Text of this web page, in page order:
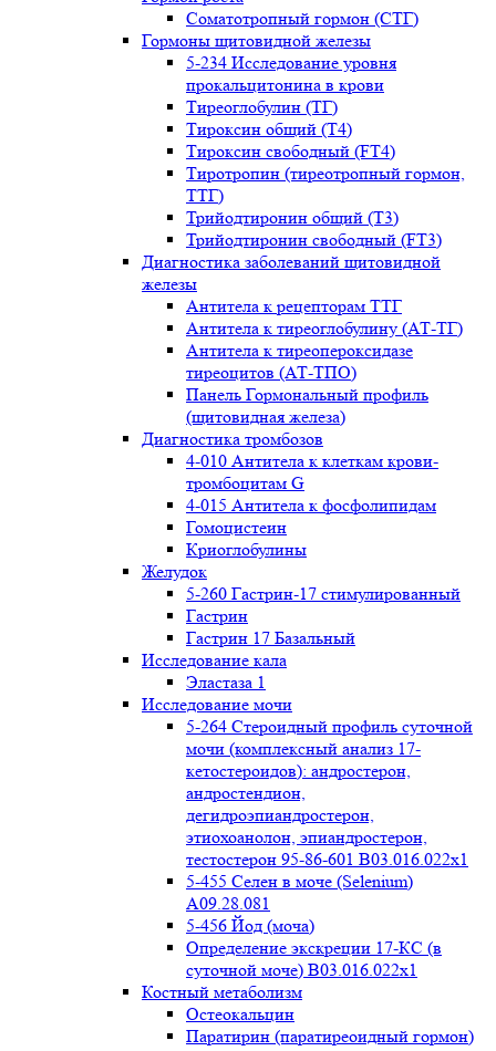
Соматотропный гормон (СТГ)
Гормоны щитовидной железы
5-234 Исследование уровня
прокальцитонина в крови
Тиреоглобулин (ТГ)
Тироксин общий (Т4)
Тироксин свободный (FT4)
Тиротропин (тиреотропный гормон,
ТТГ)
Трийодтиронин общий (Т3)
Трийодтиронин свободный (FT3)
Диагностика заболеваний щитовидной
железы
Антитела к рецепторам ТТГ
Антитела к тиреоглобулину (АТ-ТГ)
Антитела к тиреопероксидазе
тиреоцитов (АТ-ТПО)
Панель Гормональный профиль
(щитовидная железа)
Диагностика тромбозов
4-010 Антитела к клеткам крови-
тромбоцитам G
4-015 Антитела к фосфолипидам
Гомоцистеин
Криоглобулины
Желудок
5-260 Гастрин-17 стимулированный
Гастрин
Гастрин 17 Базальный
Исследование кала
Эластаза 1
Исследование мочи
5-264 Стероидный профиль суточной
мочи (комплексный анализ 17-
кетостероидов): андростерон,
андростендион,
дегидроэпиандростерон,
этиохоанолон, эпиандростерон,
тестостерон 95-86-601 B03.016.022x1
5-455 Селен в моче (Selenium)
A09.28.081
5-456 Йод (моча)
Определение экскреции 17-КС (в
суточной моче) B03.016.022x1
Костный метаболизм
Остеокальцин
Паратирин (паратиреоидный гормон)